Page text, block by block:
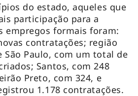
do estado, aqueles que
participação para a
empregos formais foram:
contratações; região
Paulo, com um total de
Santos, com 248
Preto, com 324, e
1.178 contratações.